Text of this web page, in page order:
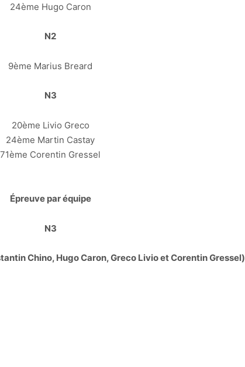
24ème Hugo Caron
N2
9ème Marius Breard
N3
20ème Livio Greco
24ème Martin Castay
71ème Corentin Gressel
Épreuve par équipe
N3
Chino, Hugo Caron, Greco Livio et Corentin Gressel)